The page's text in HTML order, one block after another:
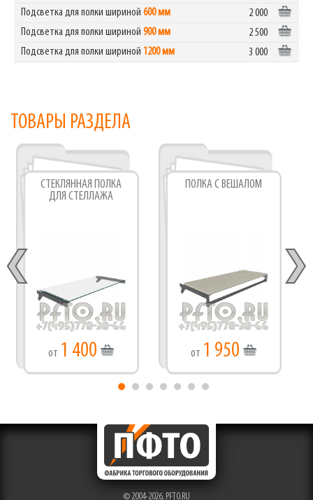
Подсветка для полки шириной 600 мм
2 000
Подсветка для полки шириной 900 мм
2 500
Подсветка для полки шириной 1200 мм 3 000
ТОВАРЫ РАЗДЕЛА
СТЕКЛЯННАЯ ПОЛКА
ДЛЯ СТЕЛЛАЖА
от 1 400
ПОЛКА С ВЕШАЛОМ
от 1 950
© 2004-2026, PFTO.RU